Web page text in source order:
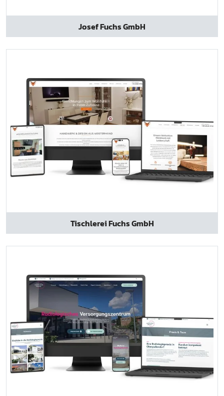
Josef Fuchs GmbH
Tischlerei Fuchs GmbH